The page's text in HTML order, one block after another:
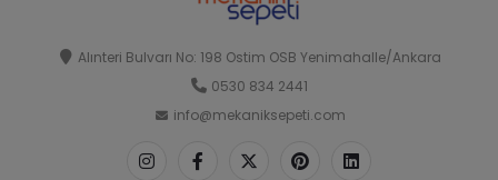
Alınteri Bulvarı No: 198 Ostim OSB Yenimahalle/Ankara
0530 834 2441
info@mekaniksepeti.com